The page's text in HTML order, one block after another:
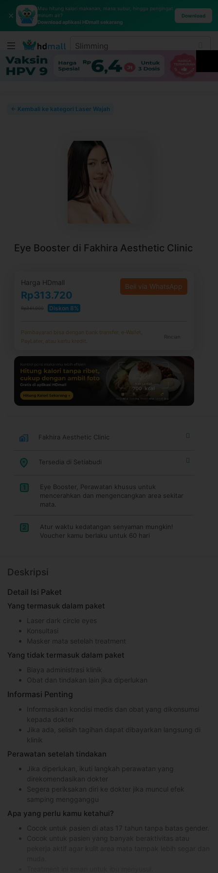
✕
Mau hitung kalori makanan, masa subur, hingga pengingat
minum air?
Download aplikasi HDmall sekarang
Download
← Kembali ke kategori Laser Wajah
Eye Booster di Fakhira Aesthetic Clinic
Harga HDmall
Rp313.720
Rp341.000 Diskon 8%
Beli via WhatsApp
Pembayaran bisa dengan bank transfer, e-Wallet,
PayLater, atau kartu kredit.
Rincian
Fakhira Aesthetic Clinic
Tersedia di Setiabudi
1
Eye Booster, Perawatan khusus untuk
mencerahkan dan mengencangkan area sekitar
mata.
2
Atur waktu kedatangan senyaman mungkin!
Voucher kamu berlaku untuk 60 hari
Deskripsi
Detail Isi Paket
Yang termasuk dalam paket
Laser dark circle eyes
Konsultasi
Masker mata setelah treatment
Yang tidak termasuk dalam paket
Biaya administrasi klinik
Obat dan tindakan lain jika diperlukan
Informasi Penting
Informasikan kondisi medis dan obat yang dikonsumsi
kepada dokter
Jika ada, selisih tagihan dapat dibayarkan langsung di
klinik
Perawatan setelah tindakan
Jika diperlukan, ikuti langkah perawatan yang
direkomendasikan dokter
Segera periksakan diri ke dokter jika muncul efek
samping mengganggu
Apa yang perlu kamu ketahui?
Cocok untuk pasien di atas 17 tahun tanpa batas gender.
Cocok untuk pasien yang banyak beraktivitas atau